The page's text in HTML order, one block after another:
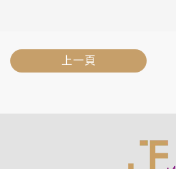
上一頁